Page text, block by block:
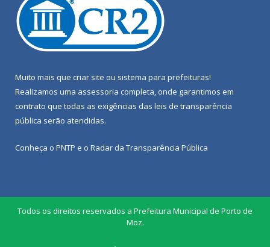
Muito mais que criar site ou sistema para prefeituras!
Realizamos uma assessoria completa, onde garantimos em
contrato que todas as exigências das leis de transparência
pública serão atendidas.
Conheça o PNTP e o Radar da Transparência Pública
Todos os direitos reservados a Prefeitura Municipal de Porto de
Moz.